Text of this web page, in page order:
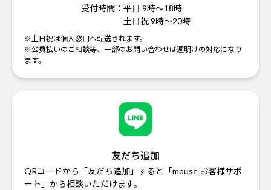
受付時間： 平日 9時～18時
土日祝 9時～20時
※土日祝は個人窓口へ転送されます。
※公費払いのご相談等、一部のお問い合わせは週明けの対応になり
ます。
友だち追加
QRコードから「友だち追加」すると「mouse お客様サポ
ート」から相談いただけます。